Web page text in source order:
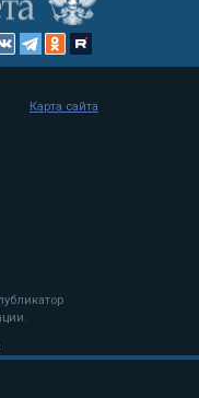
Карта сайта